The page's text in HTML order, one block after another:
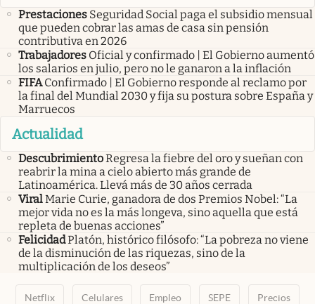
Prestaciones Seguridad Social paga el subsidio mensual
que pueden cobrar las amas de casa sin pensión
contributiva en 2026
Trabajadores Oficial y confirmado | El Gobierno aumentó
los salarios en julio, pero no le ganaron a la inflación
FIFA Confirmado | El Gobierno responde al reclamo por
la final del Mundial 2030 y fija su postura sobre España y
Marruecos
Actualidad
DescubrimientoRegresa la fiebre del oro y sueñan con
reabrir la mina a cielo abierto más grande de
Latinoamérica. Llevá más de 30 años cerrada
ViralMarie Curie, ganadora de dos Premios Nobel: “La
mejor vida no es la más longeva, sino aquella que está
repleta de buenas acciones”
FelicidadPlatón, histórico filósofo: “La pobreza no viene
de la disminución de las riquezas, sino de la
multiplicación de los deseos”
Netflix Celulares Empleo SEPE Precios